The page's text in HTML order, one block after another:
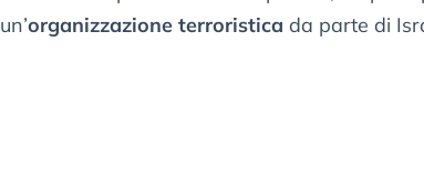
un’organizzazione terroristica da parte di